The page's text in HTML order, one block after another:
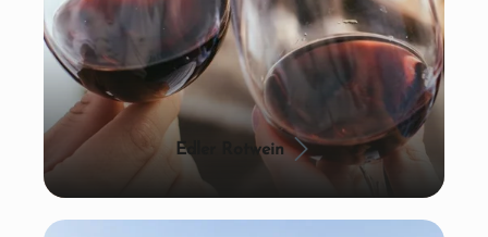
Edler Rotwein